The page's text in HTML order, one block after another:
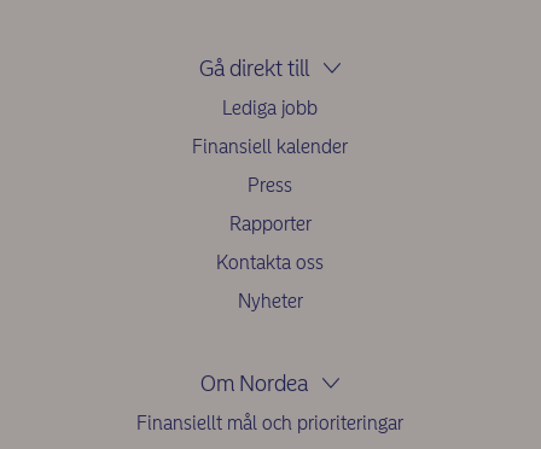
Gå direkt till
Lediga jobb
Finansiell kalender
Press
Rapporter
Kontakta oss
Nyheter
Om Nordea
Finansiellt mål och prioriteringar